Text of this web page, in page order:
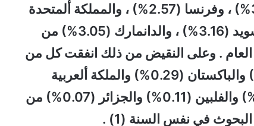
الأوروبي (1.94%) ، واليابان (3.58%) ، وفرنسا (2.57%) ، والمملكة ألمتحدة
(1.7%) ، واستراليا (2.12%) ، والسويد (3.16%) ، والدانمارك (3.05%) من
العام . وعلى النقيض من ذلك انفقت كل من
الامارات العربية المتحدة (0.49%) والباكستان (0.29%) والملكة ألعربية
السعودية (0.25%) وإيران (0.12%) والفلبين (0.11%) والجزائر (0.07%) من
في نفس السنة (1) .